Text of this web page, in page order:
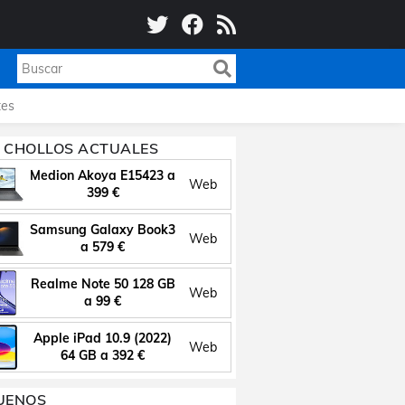
CHOLLOS ACTUALES
Medion Akoya E15423 a
399 €
Web
Samsung Galaxy Book3
a 579 €
Web
Realme Note 50 128 GB
a 99 €
Web
Apple iPad 10.9 (2022)
64 GB a 392 €
Web